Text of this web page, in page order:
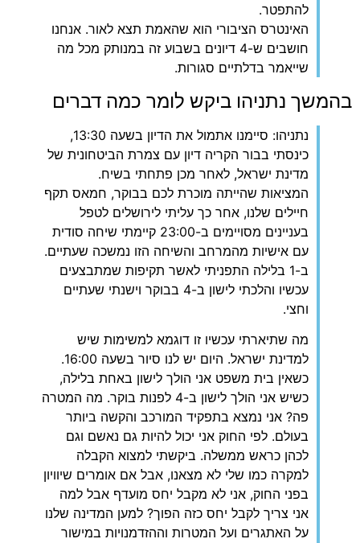
להתפטר.
האינטרס הציבורי הוא שהאמת תצא לאור. אנחנו
חושבים ש-4 דיונים בשבוע זה במנותק מכל מה
שייאמר בדלתיים סגורות.
בהמשך נתניהו ביקש לומר כמה דברים
נתניהו: סיימנו אתמול את הדיון בשעה 13:30,
כינסתי בבור הקריה דיון עם צמרת הביטחונית של
מדינת ישראל, לאחר מכן פתחתי בשיח.
המציאות שהייתה מוכרת לכם בבוקר, חמאס תקף
חיילים שלנו, אחר כך עליתי לירושלים לטפל
בעניינים מסויימים ב-23:00 קיימתי שיחה סודית
עם אישיות מהמרחב והשיחה הזו נמשכה שעתיים.
ב-1 בלילה התפניתי לאשר תקיפות שמתבצעים
עכשיו והלכתי לישון ב-4 בבוקר וישנתי שעתיים
וחצי.
מה שתיארתי עכשיו זו דוגמא למשימות שיש
למדינת ישראל. היום יש לנו סיור בשעה 16:00.
כשאין בית משפט אני הולך לישון באחת בלילה,
כשיש אני הולך לישון ב-4 לפנות בוקר. מה המטרה
פה? אני נמצא בתפקיד המורכב והקשה ביותר
בעולם. לפי החוק אני יכול להיות גם נאשם וגם
לכהן כראש ממשלה. ביקשתי למצוא הקבלה
למקרה כמו שלי לא מצאנו, אבל אם אומרים שיוויון
בפני החוק, אני לא מקבל יחס מועדף אבל למה
אני צריך לקבל יחס כזה הפוך? למען המדינה שלנו
על האתגרים ועל המטרות וההזדמנויות במישור